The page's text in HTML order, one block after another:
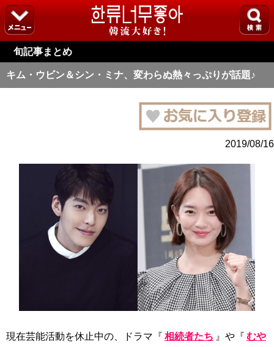
旬記事まとめ
キム・ウビン＆シン・ミナ、変わらぬ熱々っぷりが話題♪
2019/08/16
現在芸能活動を休止中の、ドラマ『 相続者たち 』や『 むや